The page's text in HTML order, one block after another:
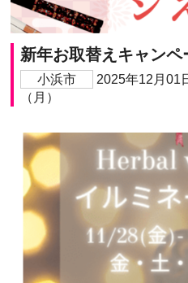
新年お取替えキャンペ
小浜市
2025年12月01
（月）